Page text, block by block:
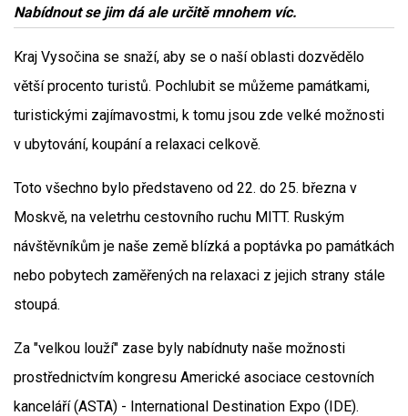
Nabídnout se jim dá ale určitě mnohem víc.
Kraj Vysočina se snaží, aby se o naší oblasti dozvědělo
větší procento turistů. Pochlubit se můžeme památkami,
turistickými zajímavostmi, k tomu jsou zde velké možnosti
v ubytování, koupání a relaxaci celkově.
Toto všechno bylo představeno od 22. do 25. března v
Moskvě, na veletrhu cestovního ruchu MITT. Ruským
návštěvníkům je naše země blízká a poptávka po památkách
nebo pobytech zaměřených na relaxaci z jejich strany stále
stoupá.
Za "velkou louží" zase byly nabídnuty naše možnosti
prostřednictvím kongresu Americké asociace cestovních
kanceláří (ASTA) - International Destination Expo (IDE).